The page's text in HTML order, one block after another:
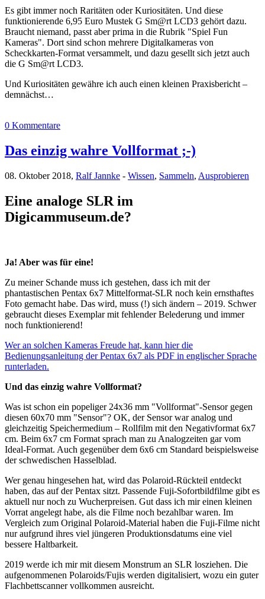
Es gibt immer noch Raritäten oder Kuriositäten. Und diese
funktionierende 6,95 Euro Mustek G Sm@rt LCD3 gehört dazu.
Braucht niemand, passt aber prima in die Rubrik "Spiel Fun
Kameras". Dort sind schon mehrere Digitalkameras von
Scheckkarten-Format versammelt, und dazu gesellt sich jetzt auch
die G Sm@rt LCD3.
Und Kuriositäten gewähre ich auch einen kleinen Praxisbericht –
demnächst…
0 Kommentare
Das einzig wahre Vollformat ;-)
08. Oktober 2018, Ralf Jannke - Wissen, Sammeln, Ausprobieren
Eine analoge SLR im
Digicammuseum.de?
Ja! Aber was für eine!
Zu meiner Schande muss ich gestehen, dass ich mit der
phantastischen Pentax 6x7 Mittelformat-SLR noch kein ernsthaftes
Foto gemacht habe. Das wird, muss (!) sich ändern – 2019. Schwer
gebraucht dieses Exemplar mit fehlender Belederung und immer
noch funktionierend!
Wer an solchen Kameras Freude hat, kann hier die
Bedienungsanleitung der Pentax 6x7 als PDF in englischer Sprache
runterladen.
Und das einzig wahre Vollformat?
Was ist schon ein popeliger 24x36 mm "Vollformat"-Sensor gegen
diesen 60x70 mm "Sensor"? OK, der Sensor war analog und
gleichzeitig Speichermedium – Rollfilm mit den Negativformat 6x7
cm. Beim 6x7 cm Format sprach man zu Analogzeiten gar vom
Ideal-Format. Auch gegenüber dem 6x6 cm Standard beispielsweise
der schwedischen Hasselblad.
Wer genau hingesehen hat, wird das Polaroid-Rückteil entdeckt
haben, das auf der Pentax sitzt. Passende Fuji-Sofortbildfilme gibt es
aktuell nur noch zu Wucherpreisen. Gut dass ich mir einen kleinen
Vorrat angelegt habe, als die Filme noch bezahlbar waren. Im
Vergleich zum Original Polaroid-Material haben die Fuji-Filme nicht
nur aufgrund ihres viel jüngeren Produktionsdatums eine viel
bessere Haltbarkeit.
2019 werde ich mir mit diesem Monstrum an SLR losziehen. Die
aufgenommenen Polaroids/Fujis werden digitalisiert, wozu ein guter
Flachbettscanner vollkommen ausreicht.